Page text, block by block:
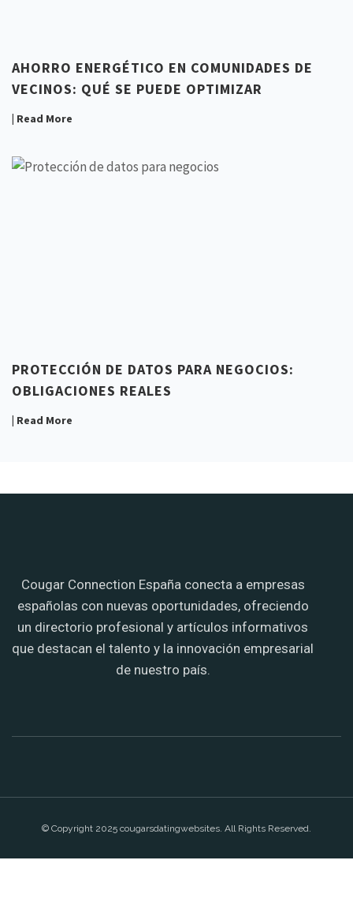
AHORRO ENERGÉTICO EN COMUNIDADES DE
VECINOS: QUÉ SE PUEDE OPTIMIZAR
| Read More
PROTECCIÓN DE DATOS PARA NEGOCIOS:
OBLIGACIONES REALES
| Read More
Cougar Connection España conecta a empresas
españolas con nuevas oportunidades, ofreciendo
un directorio profesional y artículos informativos
que destacan el talento y la innovación empresarial
de nuestro país.
© Copyright 2025 cougarsdatingwebsites. All Rights Reserved.